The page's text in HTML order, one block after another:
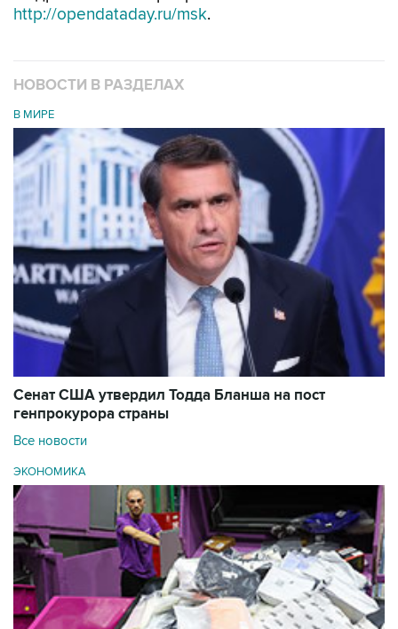
http://opendataday.ru/msk.
НОВОСТИ В РАЗДЕЛАХ
В МИРЕ
Сенат США утвердил Тодда Бланша на пост
генпрокурора страны
Все новости
ЭКОНОМИКА